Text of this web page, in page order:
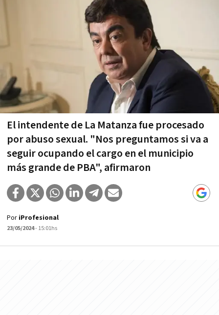
El intendente de La Matanza fue procesado
por abuso sexual. "Nos preguntamos si va a
seguir ocupando el cargo en el municipio
más grande de PBA", afirmaron
Por iProfesional
23/05/2024- 15:01hs